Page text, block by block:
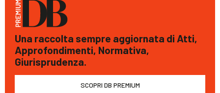
Una raccolta sempre aggiornata di Atti,
Approfondimenti, Normativa,
Giurisprudenza.
SCOPRI DB PREMIUM